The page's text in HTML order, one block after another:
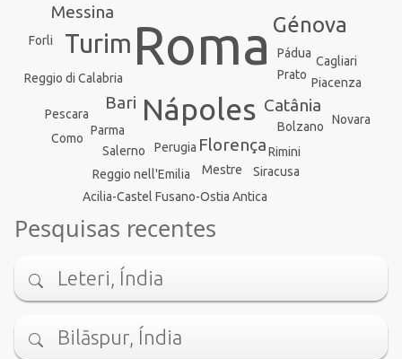
Roma
Nápoles
Turim
Génova
Florença
Catânia
Bari
Messina
Pádua
Prato
Reggio di Calabria
Cagliari
Mestre
Parma
Reggio nell'Emilia
Acilia-Castel Fusano-Ostia Antica
Salerno Perugia Rimini
Pescara
Bolzano
Siracusa
Forli
Novara
Piacenza
Como
Pesquisas recentes
Leteri, Índia
Bilāspur, Índia